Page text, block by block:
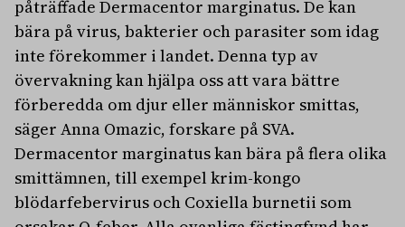
påträffade Dermacentor marginatus. De kan
bära på virus, bakterier och parasiter som idag
inte förekommer i landet. Denna typ av
övervakning kan hjälpa oss att vara bättre
förberedda om djur eller människor smittas,
säger Anna Omazic, forskare på SVA.
Dermacentor marginatus kan bära på flera olika
smittämnen, till exempel krim-kongo
blödarfebervirus och Coxiella burnetii som